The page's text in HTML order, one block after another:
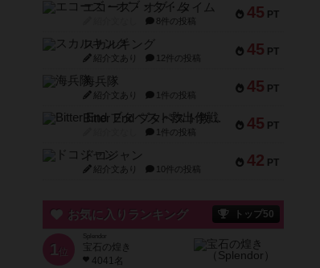
45 PT
エコーズ・オブ・タイム
8件の投稿
45 PT
スカルキング
紹介文あり 12件の投稿
45 PT
海兵隊
紹介文あり 1件の投稿
45 PT
Bitter End ブタペスト救出作戦
1件の投稿
42 PT
ドコジャン
紹介文あり 10件の投稿
お気に入りランキング トップ50
1 位
宝石の煌き
4041名